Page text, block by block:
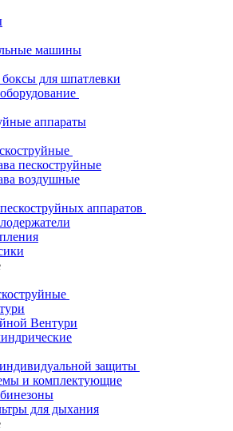
машины
для шпатлевки
аппараты
пескоструйные
воздушные
аппаратов
Вентури
защиты
и комплектующие
для дыхания